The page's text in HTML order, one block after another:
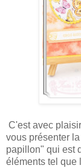
C'est avec
vous présenter
papillon" qui est
éléments tel que